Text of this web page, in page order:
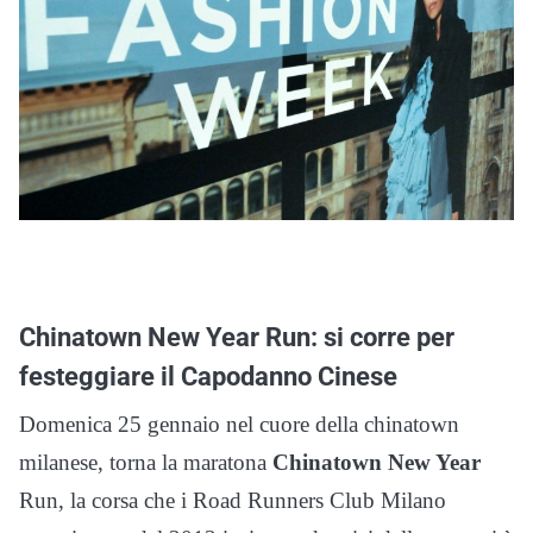
Chinatown New Year Run: si corre per
festeggiare il Capodanno Cinese
Domenica 25 gennaio nel cuore della chinatown
milanese, torna la maratona Chinatown New Year
Run, la corsa che i Road Runners Club Milano